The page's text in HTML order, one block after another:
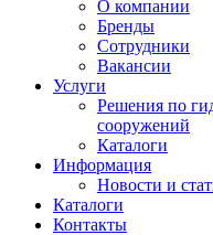
О компании
Бренды
Сотрудники
Вакансии
Услуги
Решения по
сооружений
Каталоги
Информация
Новости и
Каталоги
Контакты